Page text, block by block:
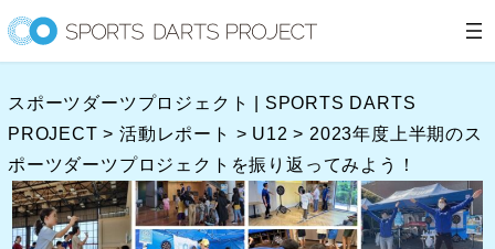
内
容
ス
キ
ッ
プ
スポーツダーツプロジェクト | SPORTS DARTS
PROJECT >活動レポート > U12 > 2023年度上半期のス
ポーツダーツプロジェクトを振り返ってみよう！